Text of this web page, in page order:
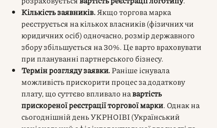
Кількість заявників.Якщо торгова марка
реєструється на кількох власників (фізичних чи
юридичних осіб) одночасно, розмір державного
збору збільшується на 30%. Це варто враховувати
при плануванні партнерського бізнесу.
Термін розгляду заявки.Раніше існувала
можливість прискорити процес за додаткову
плату, що суттєво впливало навартість
прискореної реєстрації торгової марки. Однак на
сьогоднішній день УКРНОІВІ (Український